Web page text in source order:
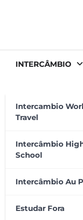
INTERCÂMBIO
Intercambio
Travel
Intercâmbio
School
Intercâmbio Au
Estudar Fora
Visto Stamp 4:
solicitar?
necessário
Descubra aqui!
Preciso
para utilizar na